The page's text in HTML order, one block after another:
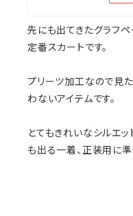
先にも出てきたグラフ
定番スカートです。
プリーツ加工なので見
わないアイテムです。
とてもきれいなシルエ
も出る一着、正装用に準